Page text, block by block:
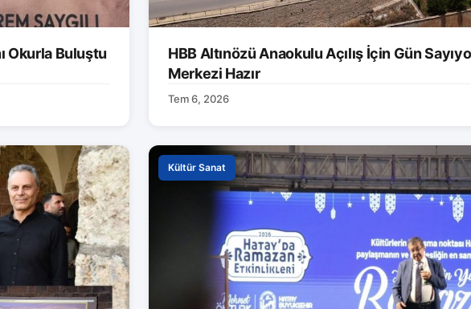
Okurla Buluştu
HBB Altınözü Anaokulu Açılış İçin Gün
Merkezi Hazır
Tem 6, 2026
Kültür Sanat